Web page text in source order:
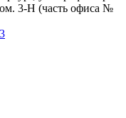
3-Н (часть офиса №